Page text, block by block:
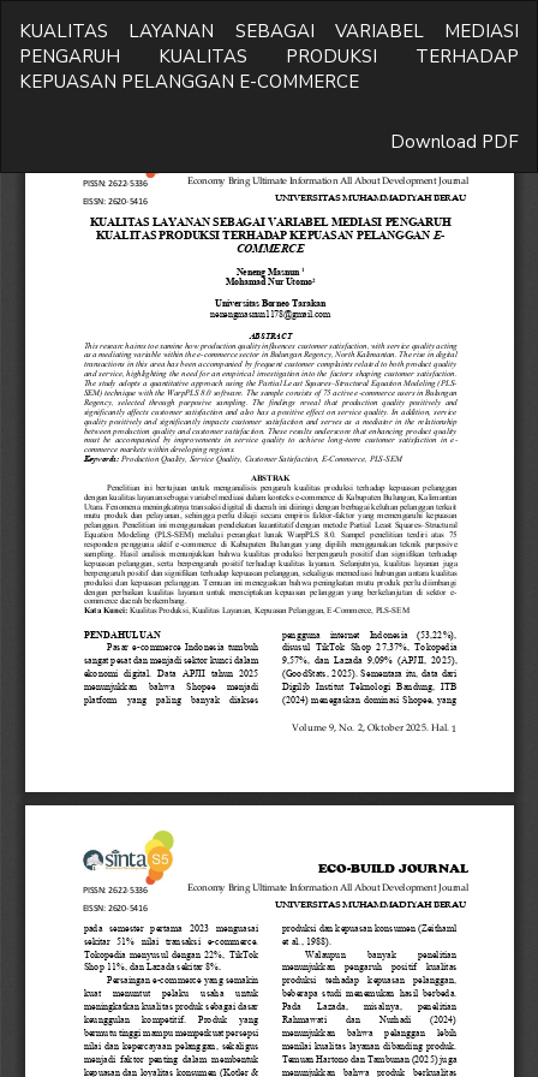
Article
Details
KUALITAS LAYANAN SEBAGAI VARIABEL MEDIASI
PENGARUH KUALITAS PRODUKSI TERHADAP
KEPUASAN PELANGGAN E-COMMERCE
Download
Download PDF